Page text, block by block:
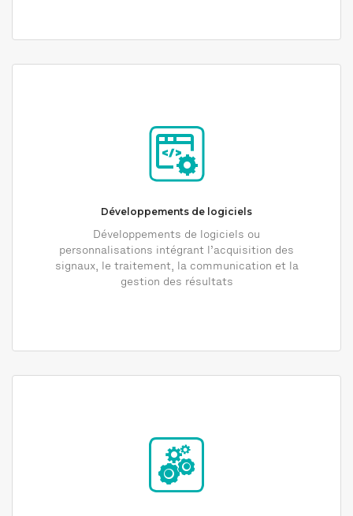
Développements de logiciels
Développements de logiciels ou
personnalisations intégrant l’acquisition des
signaux, le traitement, la communication et la
gestion des résultats